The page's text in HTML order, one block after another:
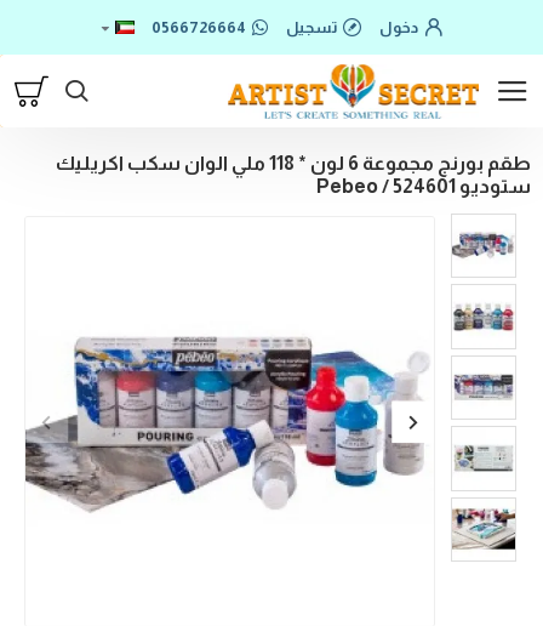
دخول تسجيل 0566726664
طقم بورنج مجموعة 6 لون * 118 ملي الوان سكب اكريليك
ستوديو 524601 / Pebeo